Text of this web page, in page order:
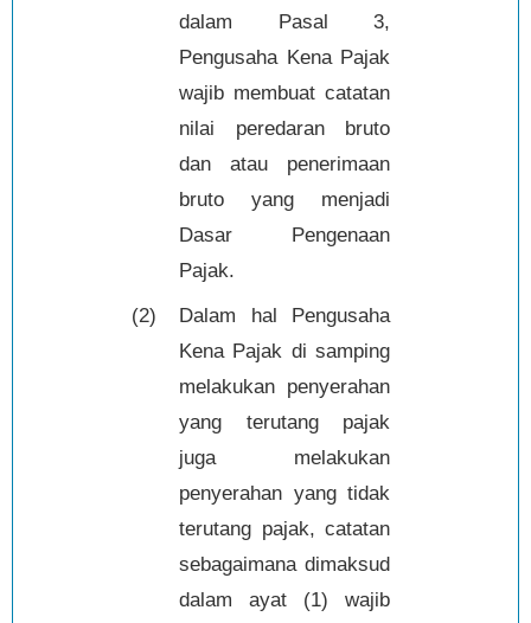
dalam Pasal 3,
Pengusaha Kena Pajak
wajib membuat catatan
nilai peredaran bruto
dan atau penerimaan
bruto yang menjadi
Dasar Pengenaan
Pajak.
(2)
Dalam hal Pengusaha
Kena Pajak di samping
melakukan penyerahan
yang terutang pajak
juga melakukan
penyerahan yang tidak
terutang pajak, catatan
sebagaimana dimaksud
dalam ayat (1) wajib